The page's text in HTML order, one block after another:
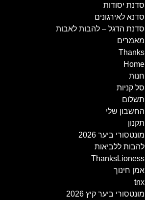
סדנת יסודות
סדנא לאירגונים
סדנת הדגל – להבות לאבות
מאמרים
Thanks
Home
חנות
סל קניות
תשלום
החשבון שלי
תקנון
מונטסורי ביער 2026
להבות ללביאות
ThanksLioness
אמן חינוך
tnx
מונטסורי ביער קיץ 2026